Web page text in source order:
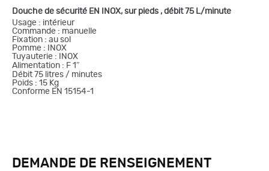
Douche de sécurité EN INOX, sur pieds , débit 75 L/minute
Usage : intérieur
Commande : manuelle
Fixation : au sol
Pomme : INOX
Tuyauterie : INOX
Alimentation : F 1″
Débit 75 litres / minutes
Poids : 15 Kg
Conforme EN 15154-1
DEMANDE DE RENSEIGNEMENT